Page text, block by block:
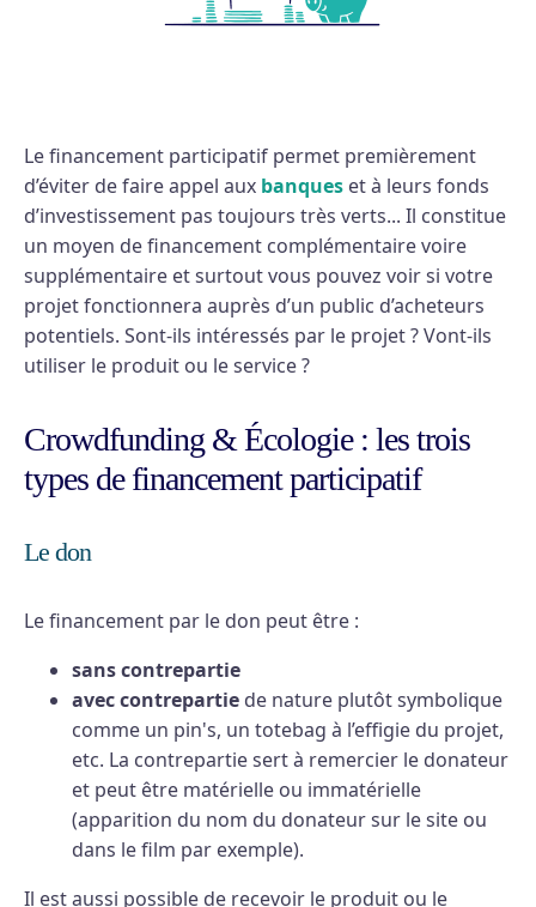
Le financement participatif permet premièrement
d’éviter de faire appel aux banques et à leurs fonds
d’investissement pas toujours très verts... Il constitue
un moyen de financement complémentaire voire
supplémentaire et surtout vous pouvez voir si votre
projet fonctionnera auprès d’un public d’acheteurs
potentiels. Sont-ils intéressés par le projet ? Vont-ils
utiliser le produit ou le service ?
Crowdfunding & Écologie : les trois
types de financement participatif
Le don
Le financement par le don peut être :
sans contrepartie
avec contrepartie de nature plutôt symbolique
comme un pin's, un totebag à l’effigie du projet,
etc. La contrepartie sert à remercier le donateur
et peut être matérielle ou immatérielle
(apparition du nom du donateur sur le site ou
dans le film par exemple).
Il est aussi possible de recevoir le produit ou le